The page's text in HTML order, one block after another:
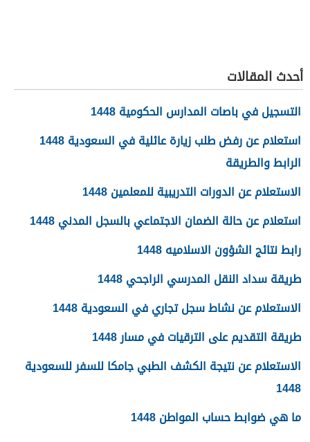
أحدث المقالات
التسجيل في باصات المدارس الحكومية 1448
استعلام عن رفض طلب زيارة عائلية في السعودية 1448
الرابط والطريقة
الاستعلام عن الدورات التدريبية للمعلمين 1448
استعلام عن حالة الضمان الاجتماعي بالسجل المدني 1448
رابط نتائج الشؤون الاسلاميه 1448
طريقة سداد النقل المدرسي الراجحي 1448
الاستعلام عن نشاط سجل تجاري في السعودية 1448
طريقة التقديم على الترقيات في مسار 1448
الاستعلام عن نتيجة الكشف الطبي جامكا للسفر للسعودية
1448
ما هي ضوابط حساب المواطن 1448